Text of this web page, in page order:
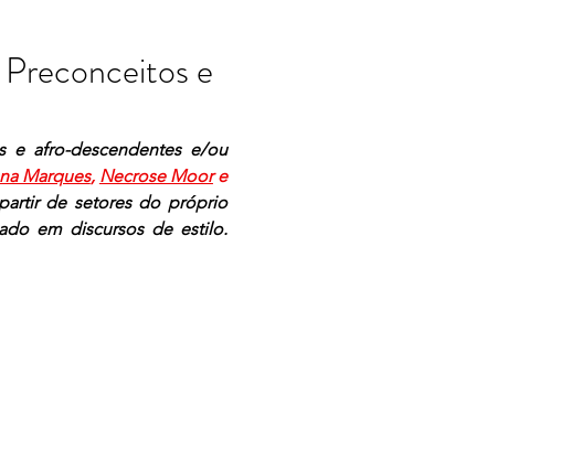
e
e afro-descendentes e/ou
Marques, Necrose Moor
e
de setores do próprio
em discursos de estilo.